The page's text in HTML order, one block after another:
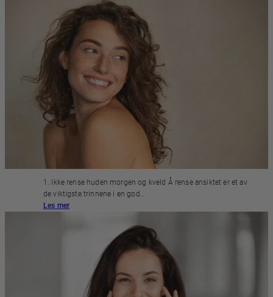
4 UVANER DU BØR UNNGÅ FOR BEST
1. Ikke rense huden morgen og kveld Å rense ansiktet er et av
de viktigste trinnene i en god…
Les mer